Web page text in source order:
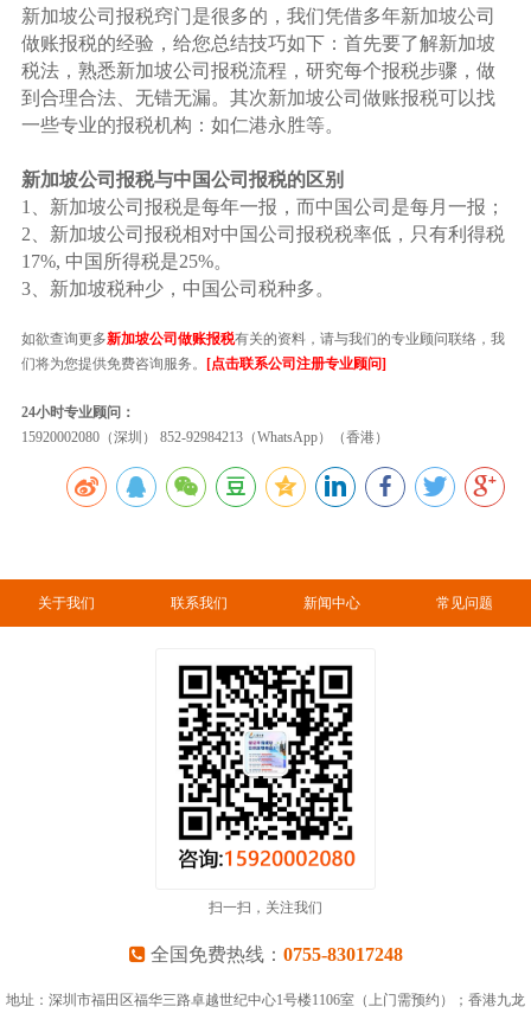
新加坡公司报税窍门是很多的，我们凭借多年新加坡公司
做账报税的经验，给您总结技巧如下：首先要了解新加坡
税法，熟悉新加坡公司报税流程，研究每个报税步骤，做
到合理合法、无错无漏。其次新加坡公司做账报税可以找
一些专业的报税机构：如仁港永胜等。
新加坡公司报税与中国公司报税的区别
1、新加坡公司报税是每年一报，而中国公司是每月一报；
2、新加坡公司报税相对中国公司报税税率低，只有利得税
17%, 中国所得税是25%。
3、新加坡税种少，中国公司税种多。
如欲查询更多新加坡公司做账报税有关的资料，请与我们的专业顾问联络，我
们将为您提供免费咨询服务。 [点击联系公司注册专业顾问]
24小时专业顾问：
15920002080（深圳） 852-92984213（WhatsApp）（香港）
关于我们 联系我们 新闻中心 常见问题
扫一扫，关注我们
全国免费热线： 0755-83017248
地址：深圳市福田区福华三路卓越世纪中心1号楼1106室（上门需预约）；香港九龙